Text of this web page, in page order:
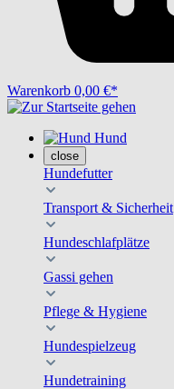
Warenkorb 0,00 €*
Hund
close
Hundefutter
Transport & Sicherheit
Hundeschlafplätze
Gassi gehen
Pflege & Hygiene
Hundespielzeug
Hundetraining